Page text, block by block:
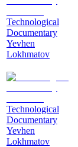
Technological
Documentary
Yevhen
Lokhmatov
Technological
Documentary
Yevhen
Lokhmatov